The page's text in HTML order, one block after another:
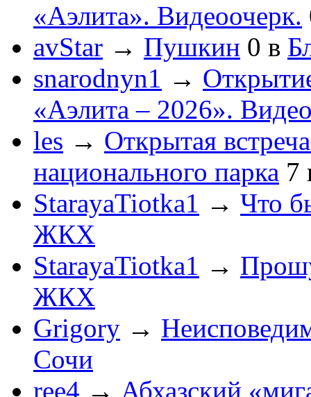
«Аэлита». Видеоочерк.
avStar → Пушкин 0 в
snarodnyn1 →
«Аэлита – 2026».
les → Открытая
национального парка 7
StarayaTiotka1 → Что
ЖКХ
StarayaTiotka1 →
ЖКХ
Grigory →
Сочи
ree4 → Абхазский